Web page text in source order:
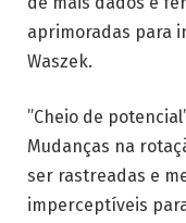
aprimoradas para
Waszek.
”Cheio de
Mudanças na
ser rastreadas e
imperceptíveis